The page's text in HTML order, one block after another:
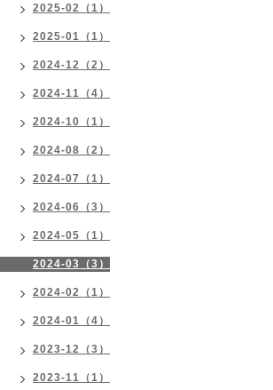
2025-02（1）
2025-01（1）
2024-12（2）
2024-11（4）
2024-10（1）
2024-08（2）
2024-07（1）
2024-06（3）
2024-05（1）
2024-03（3）
2024-02（1）
2024-01（4）
2023-12（3）
2023-11（1）